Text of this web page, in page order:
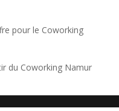
pour le Coworking
du Coworking Namur